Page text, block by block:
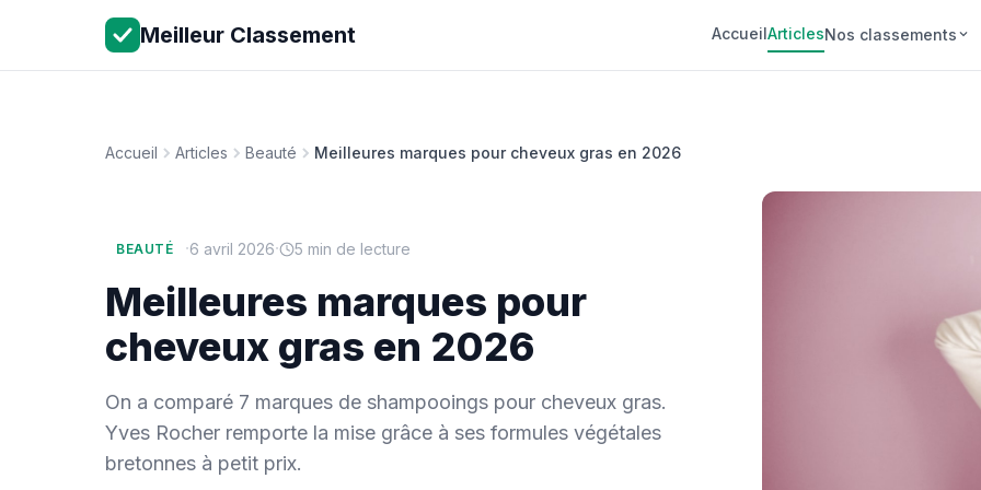
Meilleur Classement AccueilArticlesNos classements
Accueil Articles Beauté Meilleures marques pour cheveux gras en 2026
BEAUTÉ ·6 avril 2026· 5 min de lecture
Meilleures marques pour
cheveux gras en 2026
On a comparé 7 marques de shampooings pour cheveux gras.
Yves Rocher remporte la mise grâce à ses formules végétales
bretonnes à petit prix.